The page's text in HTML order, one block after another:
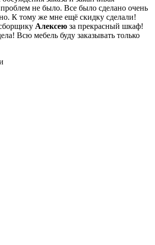
не было. Все было сделано очень
К тому же мне ещё скидку сделали!
Алексею за прекрасный шкаф!
Всю мебель буду заказывать только